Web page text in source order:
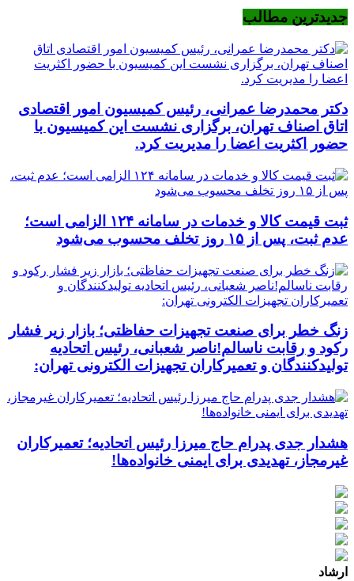
جدیدترین مطالب
دکتر محمدرضا عمرانی، رئیس کمیسیون امور اقتصادی
اتاق اصناف تهران، برگزاری نشست این کمیسیون با
حضور اکثریت اعضا را مدیریت کرد.
ثبت قیمت کالا و خدمات در سامانه ۱۲۴ الزامی است؛
عدم ثبت، پس از ۱۵ روز تخلف محسوب می‌شود
زنگ خطر برای صنعت تجهیزات حفاظتی؛ بازار زیر فشار
رکود و رقابت ناسالم!ناصر شعبانی، رئیس اتحادیه
تولیدکنندگان و تعمیرکاران تجهیزات الکترونی تهران:
هشدار جدی پدرام حاج میرزا رئیس اتحادیه؛ تعمیرکاران
غیرمجاز، تهدیدی برای ایمنی خانواده‌ها!
ارشاد